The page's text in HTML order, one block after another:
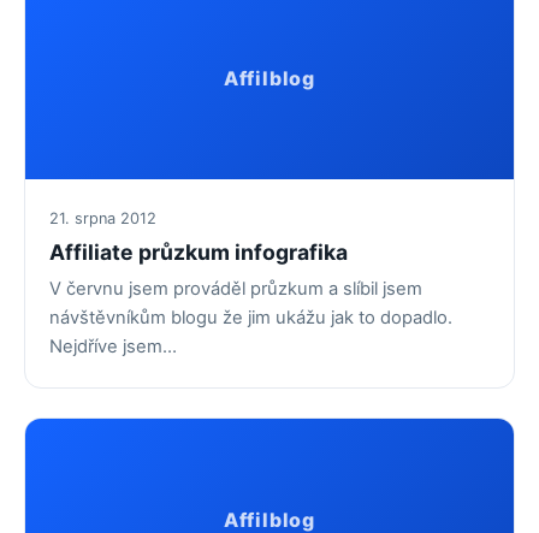
Affilblog
21. srpna 2012
Affiliate průzkum infografika
V červnu jsem prováděl průzkum a slíbil jsem
návštěvníkům blogu že jim ukážu jak to dopadlo.
Nejdříve jsem…
Affilblog